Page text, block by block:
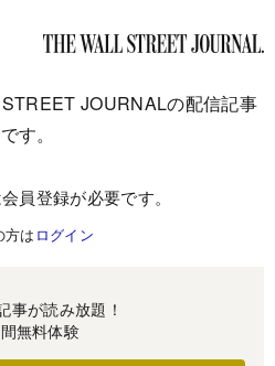
JOURNALの配信記事
です。
員登録が必要です。
方は ログイン
事が読み放題！
無料体験